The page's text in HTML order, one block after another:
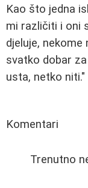
Kao što jedna
mi različiti i oni
djeluje, nekome
svatko dobar
usta, netko niti."
Komentari
Trenutno